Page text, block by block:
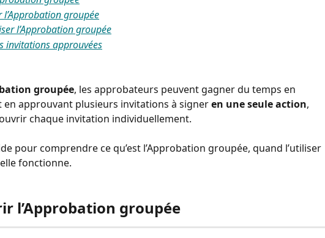
groupée
l’Approbation groupée
invitations approuvées
groupée, les approbateurs peuvent gagner du temps en
en approuvant plusieurs invitations à signer en une seule action,
chaque invitation individuellement.
pour comprendre ce qu’est l’Approbation groupée, quand l’utiliser
fonctionne.
l’Approbation groupée